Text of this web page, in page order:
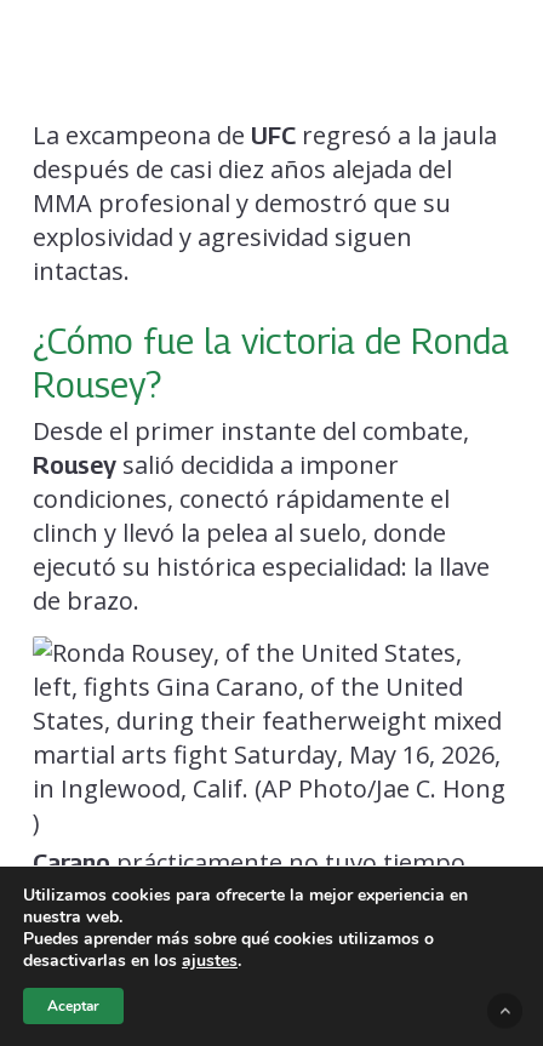
La excampeona de UFCregresó a la jaula
después de casi diez años alejada del
MMA profesional y demostró que su
explosividad y agresividad siguen
intactas.
¿Cómo fue la victoria de Ronda
Rousey?
Desde el primer instante del combate,
Rouseysalió decidida a imponer
condiciones, conectó rápidamente el
clinch y llevó la pelea al suelo, donde
ejecutó su histórica especialidad: la llave
de brazo.
Caranoprácticamente no tuvo tiempo
para reaccionar. Apenas segundos
después del derribo,Rouseyaseguró la
sumisión y obligó a su rival a rendirse,
desatando la euforia de los aficionados
presentes y una ola de reacciones en
Utilizamos cookies para ofrecerte la mejor experiencia en
nuestra web.
Puedes aprender más sobre qué cookies utilizamos o
desactivarlas en los ajustes.
Aceptar